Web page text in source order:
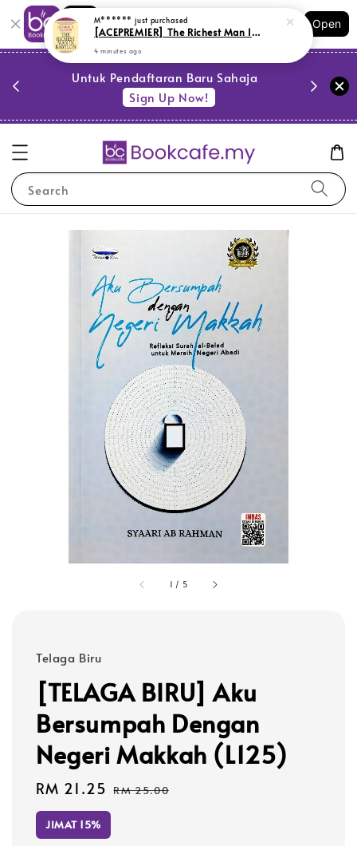
Shopping: Track Your Order
Your Trusted Shops
Open
Untuk Pendaftaran Baru Sahaja
Sign Up Now!
Search
1 / 5
Telaga Biru
[TELAGA BIRU] Aku
Bersumpah Dengan
Negeri Makkah (L125)
Sale
price
RM 21.25 Regular
RM 25.00
JIMAT 15%